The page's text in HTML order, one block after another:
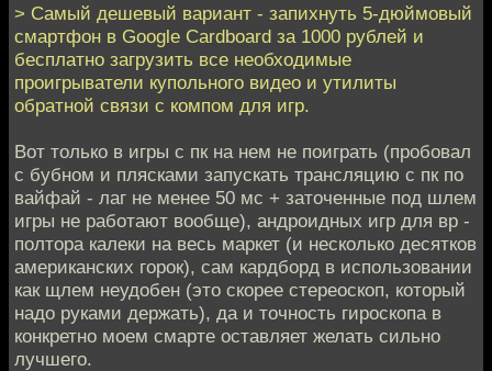
> Самый дешевый вариант - запихнуть 5-дюймовый
смартфон в Google Cardboard за 1000 рублей и
бесплатно загрузить все необходимые
проигрыватели купольного видео и утилиты
обратной связи с компом для игр.
Вот только в игры с пк на нем не поиграть (пробовал
с бубном и плясками запускать трансляцию с пк по
вайфай - лаг не менее 50 мс + заточенные под шлем
игры не работают вообще), андроидных игр для вр -
полтора калеки на весь маркет (и несколько десятков
американских горок), сам кардборд в использовании
как щлем неудобен (это скорее стереоскоп, который
надо руками держать), да и точность гироскопа в
конкретно моем смарте оставляет желать сильно
лучшего.